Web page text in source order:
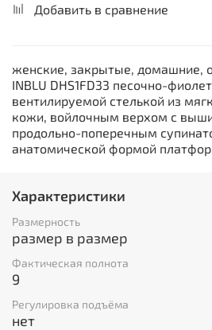
Добавить в сравнение
женские, закрытые, домашние,
INBLU DHS1FD33 песочно-
вентилируемой стелькой из
кожи, войлочным верхом с
продольно-поперечным
анатомической формой
Характеристики
Размерность
размер в размер
Фактическая полнота
9
Регулировка подъёма
нет